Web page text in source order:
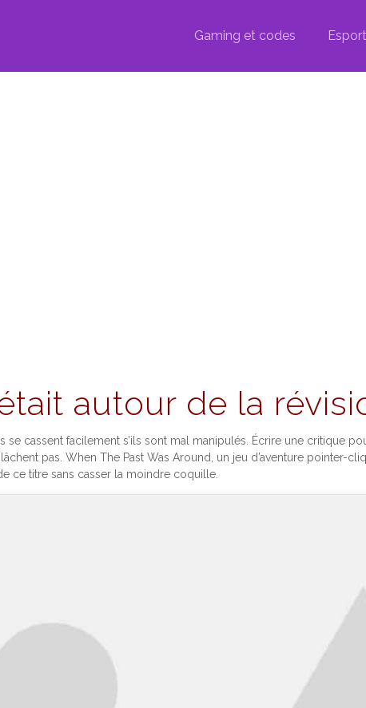
Gaming et codes Esport
autour de la
se cassent facilement s’ils sont mal manipulés. Écrire une critique
pas. When The Past Was Around, un jeu d’aventure pointer-
ce titre sans casser la moindre coquille.